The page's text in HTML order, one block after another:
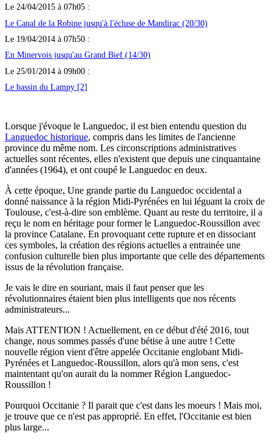
Le 24/04/2015 à 07h05 :
Le Canal de la Robine jusqu'à l'écluse de Mandirac (20/30)
Le 19/04/2014 à 07h50 :
En Minervois jusqu'au Grand Bief (14/30)
Le 25/01/2014 à 09h00 :
Le bassin du Lampy [2]
Lorsque j'évoque le Languedoc, il est bien entendu question du
Languedoc historique, compris dans les limites de l'ancienne
province du même nom. Les circonscriptions administratives
actuelles sont récentes, elles n'existent que depuis une cinquantaine
d'années (1964), et ont coupé le Languedoc en deux.
À cette époque, Une grande partie du Languedoc occidental a
donné naissance à la région Midi-Pyrénées en lui léguant la croix de
Toulouse, c'est-à-dire son emblème. Quant au reste du territoire, il a
reçu le nom en héritage pour former le Languedoc-Roussillon avec
la province Catalane. En provoquant cette rupture et en dissociant
ces symboles, la création des régions actuelles a entrainée une
confusion culturelle bien plus importante que celle des départements
issus de la révolution française.
Je vais le dire en souriant, mais il faut penser que les
révolutionnaires étaient bien plus intelligents que nos récents
administrateurs...
Mais ATTENTION ! Actuellement, en ce début d'été 2016, tout
change, nous sommes passés d'une bétise à une autre ! Cette
nouvelle région vient d'être appelée Occitanie englobant Midi-
Pyrénées et Languedoc-Roussillon, alors qu'à mon sens, c'est
maintentant qu'on aurait du la nommer Région Languedoc-
Roussillon !
Pourquoi Occitanie ? Il parait que c'est dans les moeurs ! Mais moi,
je trouve que ce n'est pas approprié. En effet, l'Occitanie est bien
plus large...